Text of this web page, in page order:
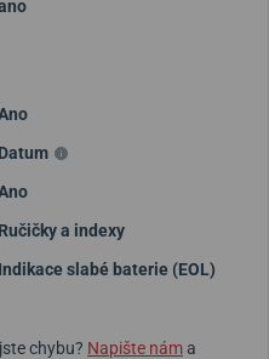
Datum
Ručičky a indexy
Indikace slabé baterie (EOL)
chybu? Napište náma